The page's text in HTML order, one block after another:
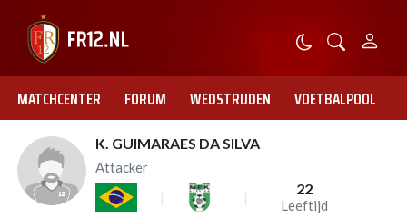
MATCHCENTER FORUM WEDSTRIJDEN VOETBALPOOL
K. GUIMARAES DA SILVA
Attacker
22
Leeftijd